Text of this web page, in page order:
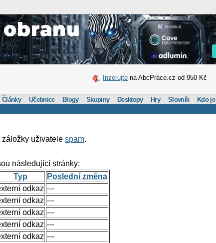
Inzerujte na AbcPráce.cz od 950 Kč
Články Učebnice Blogy Skupiny Desktopy Hry Slovník Kdo je
záložky uživatelespam.
následující stránky:
Typ
Poslední změna
odkaz ---
odkaz ---
odkaz ---
odkaz ---
odkaz ---